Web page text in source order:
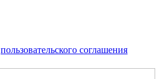
пользовательского соглашения